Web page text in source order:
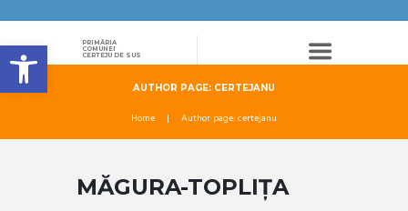
Deschide bara de unelte PRIMĂRIA
COMUNEI
CERTEJU DE SUS
AUTHOR PAGE: CERTEJANU
Home Author page: certejanu
MĂGURA-TOPLIȚA